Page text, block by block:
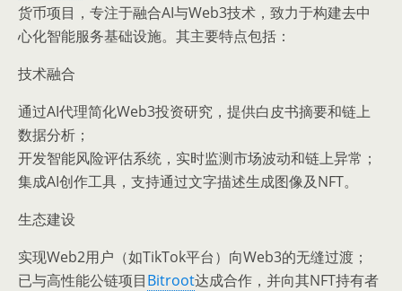
货币项目，专注于融合AI与Web3技术，致力于构建去中
心化智能服务基础设施。其主要特点包括：
技术融合
通过AI代理简化Web3投资研究，提供白皮书摘要和链上
数据分析；
开发智能风险评估系统，实时监测市场波动和链上异常；
集成AI创作工具，支持通过文字描述生成图像及NFT。
生态建设
实现Web2用户（如TikTok平台）向Web3的无缝过渡；
已与高性能公链项目Bitroot达成合作，并向其NFT持有者